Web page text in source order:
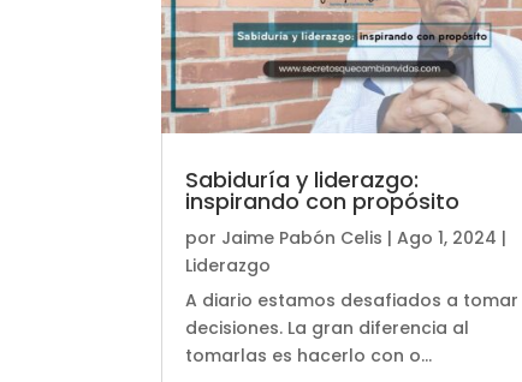
Sabiduría y liderazgo:
inspirando con propósito
por Jaime Pabón Celis |Ago 1, 2024 |
Liderazgo
A diario estamos desafiados a tomar
decisiones. La gran diferencia al
tomarlas es hacerlo con o...